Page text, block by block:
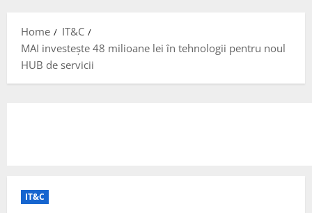
Home
IT&C
MAI investește 48 milioane lei în tehnologii pentru noul
HUB de servicii
IT&C